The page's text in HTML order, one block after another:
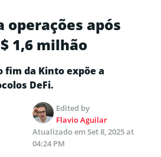
operações após
1,6 milhão
fim da Kinto expõe a
DeFi.
Edited by
Flavio Aguilar
Atualizado emSet 8, 2025 at
04:24 PM